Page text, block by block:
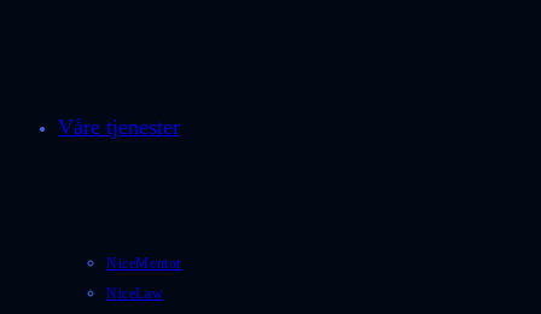
Våre tjenester
NiceMentor
NiceLaw